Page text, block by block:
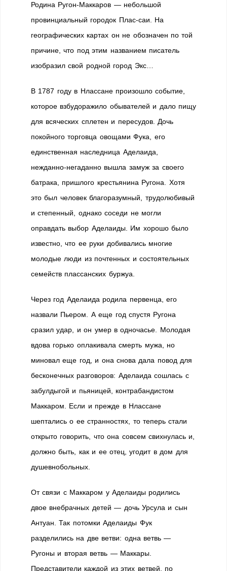
Родина Ругон-Маккаров — небольшой
провинциальный городок Плас-саи. На
географических картах он не обозначен по той
причине, что под этим названием писатель
изобразил свой родной город Экс…
В 1787 году в Нлассане произошло событие,
которое взбудоражило обывателей и дало пищу
для всяческих сплетен и пересудов. Дочь
покойного торговца овощами Фука, его
единственная наследница Аделаида,
нежданно-негаданно вышла замуж за своего
батрака, пришлого крестьянина Ругона. Хотя
это был человек благоразумный, трудолюбивый
и степенный, однако соседи не могли
оправдать выбор Аделаиды. Им хорошо было
известно, что ее руки добивались многие
молодые люди из почтенных и состоятельных
семейств плассанских буржуа.
Через год Аделаида родила первенца, его
назвали Пьером. А еще год спустя Ругона
сразил удар, и он умер в одночасье. Молодая
вдова горько оплакивала смерть мужа, но
миновал еще год, и она снова дала повод для
бесконечных разговоров: Аделаида сошлась с
забулдыгой и пьяницей, контрабандистом
Маккаром. Если и прежде в Нлассане
шептались о ее странностях, то теперь стали
открыто говорить, что она совсем свихнулась и,
должно быть, как и ее отец, угодит в дом для
душевнобольных.
От связи с Маккаром у Аделаиды родились
двое внебрачных детей — дочь Урсула и сын
Антуан. Так потомки Аделаиды Фук
разделились на две ветви: одна ветвь —
Ругоны и вторая ветвь — Маккары.
Представители каждой из этих ветвей, по